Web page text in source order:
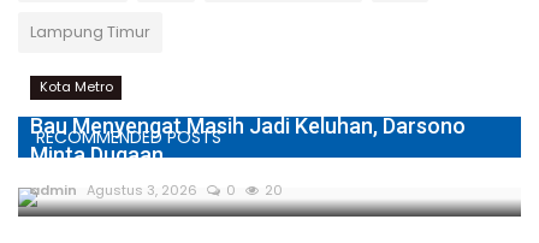
Lampung Timur
RECOMMENDED POSTS
Kota Metro
Bau Menyengat Masih Jadi Keluhan, Darsono
Minta Dugaan...
admin Agustus 3, 2026 0 20